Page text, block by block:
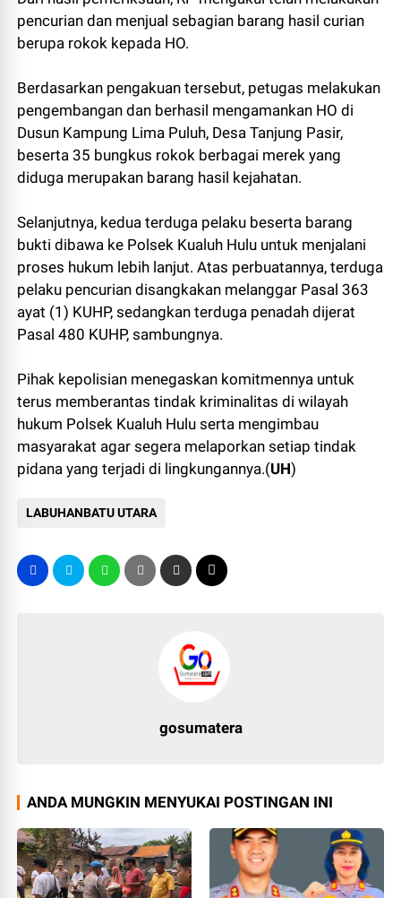
pencurian dan menjual sebagian barang hasil curian
berupa rokok kepada HO.
Berdasarkan pengakuan tersebut, petugas melakukan
pengembangan dan berhasil mengamankan HO di
Dusun Kampung Lima Puluh, Desa Tanjung Pasir,
beserta 35 bungkus rokok berbagai merek yang
diduga merupakan barang hasil kejahatan.
Selanjutnya, kedua terduga pelaku beserta barang
bukti dibawa ke Polsek Kualuh Hulu untuk menjalani
proses hukum lebih lanjut. Atas perbuatannya, terduga
pelaku pencurian disangkakan melanggar Pasal 363
ayat (1) KUHP, sedangkan terduga penadah dijerat
Pasal 480 KUHP, sambungnya.
Pihak kepolisian menegaskan komitmennya untuk
terus memberantas tindak kriminalitas di wilayah
hukum Polsek Kualuh Hulu serta mengimbau
masyarakat agar segera melaporkan setiap tindak
pidana yang terjadi di lingkungannya.(UH)
LABUHANBATU UTARA
gosumatera
ANDA MUNGKIN MENYUKAI POSTINGAN INI